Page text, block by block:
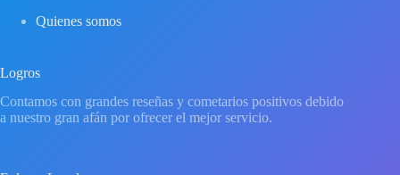
Quienes somos
Logros
Contamos con grandes reseñas y cometarios positivos debido
a nuestro gran afán por ofrecer el mejor servicio.